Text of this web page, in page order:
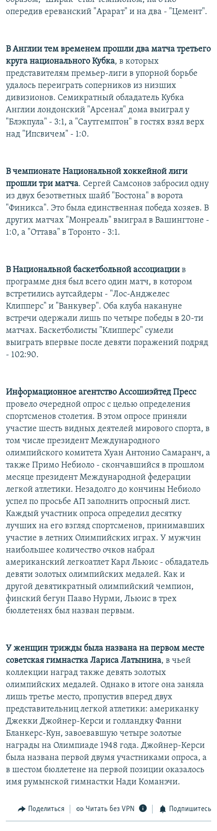
опередив ереванский "Арарат" и на два - "Цемент".
В Англии тем временем прошли два матча третьего
круга национального Кубка, в которых
представителям премьер-лиги в упорной борьбе
удалось переиграть соперников из низших
дивизионов. Семикратный обладатель Кубка
Англии лондонский "Арсенал" дома выиграл у
"Блэкпула" - 3:1, а "Саутгемптон" в гостях взял верх
над "Ипсвичем" - 1:0.
В чемпионате Национальной хоккейной лиги
прошли три матча. Сергей Самсонов забросил одну
из двух безответных шайб "Бостона" в ворота
"Финикса". Это была единственная победа хозяев. В
других матчах "Монреаль" выиграл в Вашингтоне -
1:0, а "Оттава" в Торонто - 3:1.
В Национальной баскетбольной ассоциации в
программе дня был всего один матч, в котором
встретились аутсайдеры - "Лос-Анджелес
Клипперс" и "Ванкувер". Оба клуба накануне
встречи одержали лишь по четыре победы в 20-ти
матчах. Баскетболисты "Клипперс" сумели
выиграть впервые после девяти поражений подряд
- 102:90.
Информационное агентство Ассошиэйтед Пресс
провело очередной опрос с целью определения
спортсменов столетия. В этом опросе приняли
участие шесть видных деятелей мирового спорта, в
том числе президент Международного
олимпийского комитета Хуан Антонио Самаранч, а
также Примо Небиоло - скончавшийся в прошлом
месяце президент Международной федерации
легкой атлетики. Незадолго до кончины Небиоло
успел по просьбе АП заполнить опросный лист.
Каждый участник опроса определил десятку
лучших на его взгляд спортсменов, принимавших
участие в летних Олимпийских играх. У мужчин
наибольшее количество очков набрал
американский легкоатлет Карл Льюис - обладатель
девяти золотых олимпийских медалей. Как и
другой девятикратный олимпийский чемпион,
финский бегун Пааво Нурми, Льюис в трех
бюллетенях был назван первым.
У женщин трижды была названа на первом месте
советская гимнастка Лариса Латынина, в чьей
коллекции наград также девять золотых
олимпийских медалей. Однако в итоге она заняла
лишь третье место, пропустив вперед двух
представительниц легкой атлетики: американку
Джекки Джойнер-Керси и голландку Фанни
Бланкерс-Кун, завоевавшую четыре золотые
награды на Олимпиаде 1948 года. Джойнер-Керси
была названа первой двумя участниками опроса, а
в шестом бюллетене на первой позиции оказалось
имя румынской гимнастки Нади Команэчи.
Поделиться Читать без VPN Подпишитесь